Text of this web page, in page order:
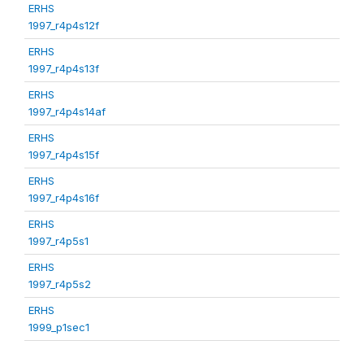
ERHS
1997_r4p4s12f
ERHS
1997_r4p4s13f
ERHS
1997_r4p4s14af
ERHS
1997_r4p4s15f
ERHS
1997_r4p4s16f
ERHS
1997_r4p5s1
ERHS
1997_r4p5s2
ERHS
1999_p1sec1